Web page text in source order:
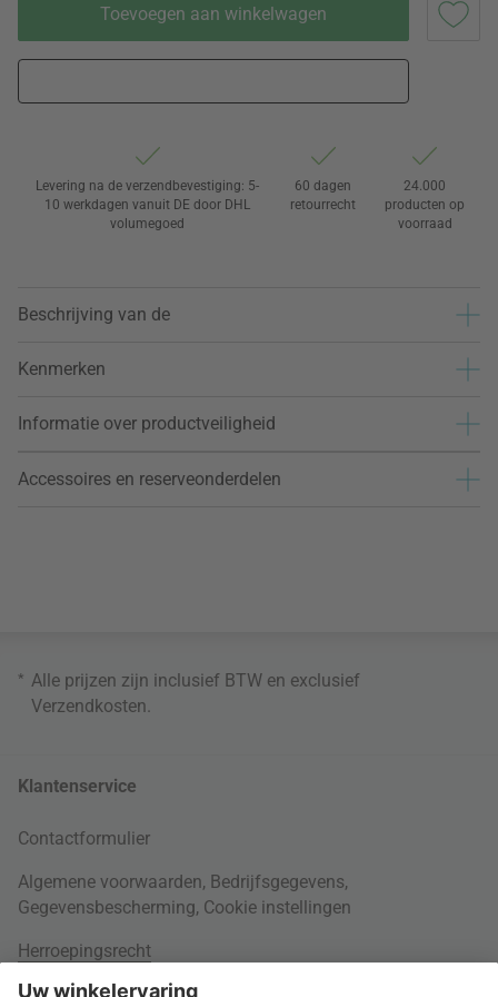
Toevoegen aan winkelwagen
Levering na de verzendbevestiging: 5-
10 werkdagen vanuit DE door DHL
volumegoed
60 dagen
retourrecht
24.000
producten op
voorraad
Beschrijving van de
Kenmerken
Informatie over productveiligheid
Accessoires en reserveonderdelen
* Alle prijzen zijn inclusief BTW en exclusief
Verzendkosten
Klantenservice
Contactformulier
Algemene voorwaarden, Bedrijfsgegevens,
Gegevensbescherming, Cookie instellingen
Herroepingsrecht